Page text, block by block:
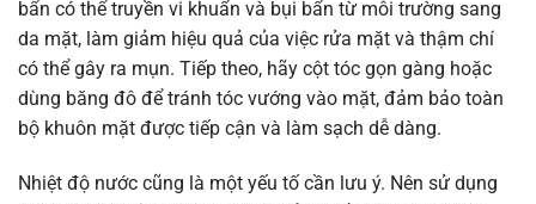
bẩn có thể truyền vi khuẩn và bụi bẩn từ môi trường sang
da mặt, làm giảm hiệu quả của việc rửa mặt và thậm chí
có thể gây ra mụn. Tiếp theo, hãy cột tóc gọn gàng hoặc
dùng băng đô để tránh tóc vướng vào mặt, đảm bảo toàn
bộ khuôn mặt được tiếp cận và làm sạch dễ dàng.
Nhiệt độ nước cũng là một yếu tố cần lưu ý. Nên sử dụng